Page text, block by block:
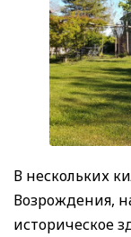
В нескольких
Возрождения,
историческое